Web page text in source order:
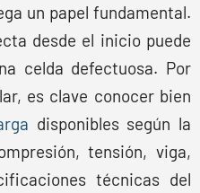
un papel fundamental.
desde el inicio puede
celda defectuosa. Por
es clave conocer bien
disponibles según la
tensión, viga,
técnicas del